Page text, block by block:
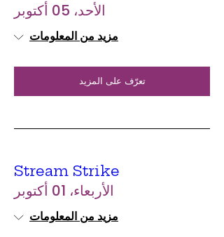
الأحد، 05 أكتوبر
مزيد من المعلومات
تعرّف على المزيد
Stream Strike
الأربعاء، 01 أكتوبر
مزيد من المعلومات